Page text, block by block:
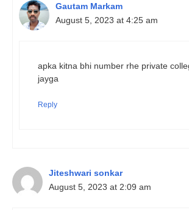
Gautam Markam
August 5, 2023 at 4:25 am
apka kitna bhi number rhe private
jayga
Reply
Jiteshwari sonkar
August 5, 2023 at 2:09 am